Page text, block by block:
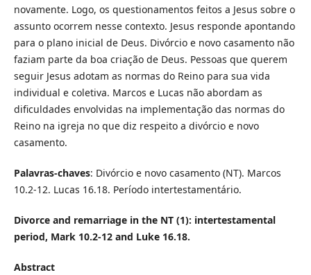
novamente. Logo, os questionamentos feitos a Jesus sobre o
assunto ocorrem nesse contexto. Jesus responde apontando
para o plano inicial de Deus. Divórcio e novo casamento não
faziam parte da boa criação de Deus. Pessoas que querem
seguir Jesus adotam as normas do Reino para sua vida
individual e coletiva. Marcos e Lucas não abordam as
dificuldades envolvidas na implementação das normas do
Reino na igreja no que diz respeito a divórcio e novo
casamento.
Palavras-chaves: Divórcio e novo casamento (NT). Marcos
10.2-12. Lucas 16.18. Período intertestamentário.
Divorce and remarriage in the NT (1): intertestamental
period, Mark 10.2-12 and Luke 16.18.
Abstract